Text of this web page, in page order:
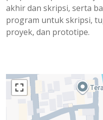
akhir dan skripsi, serta
program untuk skripsi,
proyek, dan prototipe.